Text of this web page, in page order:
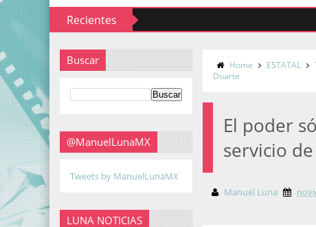
Recientes
Buscar
@ManuelLunaMX
Tweets by ManuelLunaMX
LUNA NOTICIAS
Home ESTATAL
Duarte
El poder
servicio
Manuel Luna